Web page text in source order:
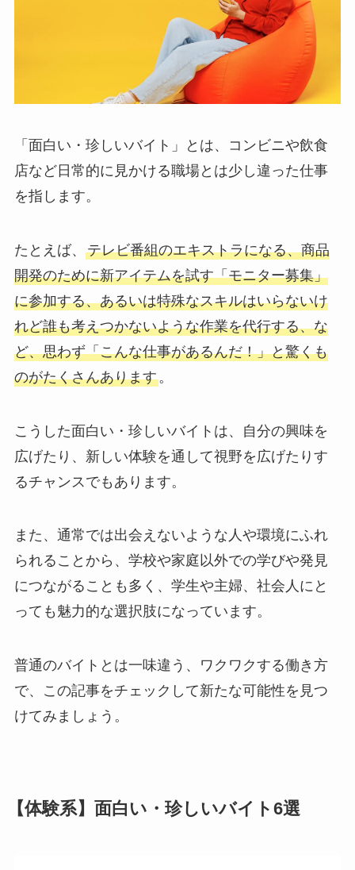
「面白い・珍しいバイト」とは、コンビニや飲食
店など日常的に見かける職場とは少し違った仕事
を指します。
たとえば、 テレビ番組のエキストラになる、商品
開発のために新アイテムを試す「モニター募集」
に参加する、あるいは特殊なスキルはいらないけ
れど誰も考えつかないような作業を代行する、な
ど、思わず「こんな仕事があるんだ！」と驚くも
のがたくさんあります。
こうした面白い・珍しいバイトは、自分の興味を
広げたり、新しい体験を通して視野を広げたりす
るチャンスでもあります。
また、通常では出会えないような人や環境にふれ
られることから、学校や家庭以外での学びや発見
につながることも多く、学生や主婦、社会人にと
っても魅力的な選択肢になっています。
普通のバイトとは一味違う、ワクワクする働き方
で、この記事をチェックして新たな可能性を見つ
けてみましょう。
【体験系】面白い・珍しいバイト6選